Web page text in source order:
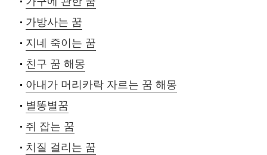
가방사는 꿈
지네 죽이는 꿈
친구 꿈 해몽
아내가 머리카락 자르는 꿈 해몽
별똥별꿈
쥐 잡는 꿈
치질 걸리는 꿈